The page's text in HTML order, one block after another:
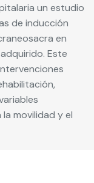
un estudio
de inducción
en
Este
movilidad y el